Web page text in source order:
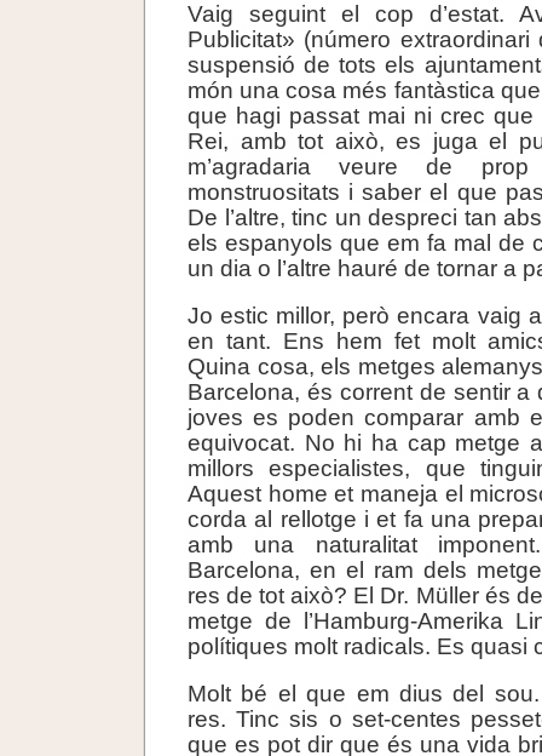
Vaig seguint el cop d’estat.
Publicitat» (número
suspensió de tots els
món una cosa més fantàstica
que hagi passat mai ni crec
Rei, amb tot això, es juga el
m’agradaria veure de
monstruositats i saber el que
De l’altre, tinc un despreci tan
els espanyols que em fa mal de
un dia o l’altre hauré de tornar a
Jo estic millor, però encara vaig
en tant. Ens hem fet molt
Quina cosa, els metges
Barcelona, és corrent de sentir a
joves es poden comparar amb
equivocat. No hi ha cap metge
millors especialistes, que
Aquest home et maneja el
corda al rellotge i et fa una
amb una naturalitat
Barcelona, en el ram dels
res de tot això? El Dr. Müller és
metge de l’Hamburg-Amerika
polítiques molt radicals. Es quasi
Molt bé el que em dius del
res. Tinc sis o set-centes
que es pot dir que és una vida